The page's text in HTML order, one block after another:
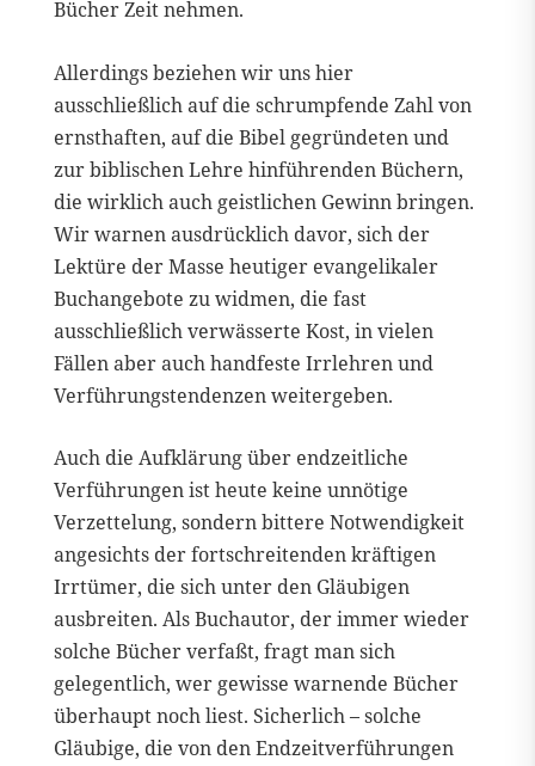
Bücher Zeit nehmen.
Allerdings beziehen wir uns hier
ausschließlich auf die schrumpfende Zahl von
ernsthaften, auf die Bibel gegründeten und
zur biblischen Lehre hinführenden Büchern,
die wirklich auch geistlichen Gewinn bringen.
Wir warnen ausdrücklich davor, sich der
Lektüre der Masse heutiger evangelikaler
Buchangebote zu widmen, die fast
ausschließlich verwässerte Kost, in vielen
Fällen aber auch handfeste Irrlehren und
Verführungstendenzen weitergeben.
Auch die Aufklärung über endzeitliche
Verführungen ist heute keine unnötige
Verzettelung, sondern bittere Notwendigkeit
angesichts der fortschreitenden kräftigen
Irrtümer, die sich unter den Gläubigen
ausbreiten. Als Buchautor, der immer wieder
solche Bücher verfaßt, fragt man sich
gelegentlich, wer gewisse warnende Bücher
überhaupt noch liest. Sicherlich – solche
Gläubige, die von den Endzeitverführungen